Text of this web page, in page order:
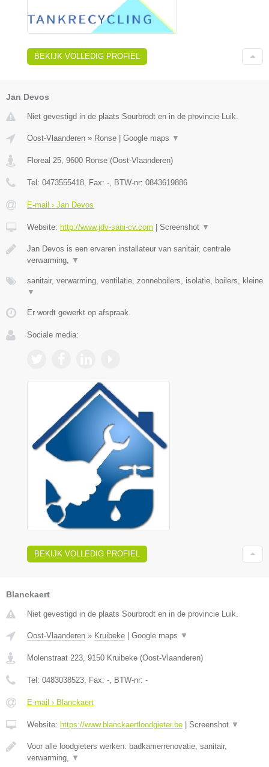
BEKIJK VOLLEDIG PROFIEL
Jan Devos
Niet gevestigd in de plaats Sourbrodt en in de provincie Luik.
Oost-Vlaanderen » Ronse Google maps ▼
Floreal 25 9600 Ronse (Oost-Vlaanderen)
Tel: 0473555418 , Fax: - , BTW-nr: 0843619886
E-mail › Jan Devos
Website: http://www.jdv-sani-cv.com Screenshot ▼
Jan Devos is een ervaren installateur van sanitair, centrale
verwarming,
▼
sanitair, verwarming, ventilatie, zonneboilers, isolatie, boilers, kleine
▼
Er wordt gewerkt op afspraak.
Sociale media:
BEKIJK VOLLEDIG PROFIEL
Blanckaert
Niet gevestigd in de plaats Sourbrodt en in de provincie Luik.
Oost-Vlaanderen » Kruibeke Google maps ▼
Molenstraat 223 9150 Kruibeke (Oost-Vlaanderen)
Tel: 0483038523 , Fax: - , BTW-nr: -
E-mail › Blanckaert
Website: https://www.blanckaertloodgieter.be Screenshot ▼
Voor alle loodgieters werken: badkamerrenovatie, sanitair,
verwarming,
▼